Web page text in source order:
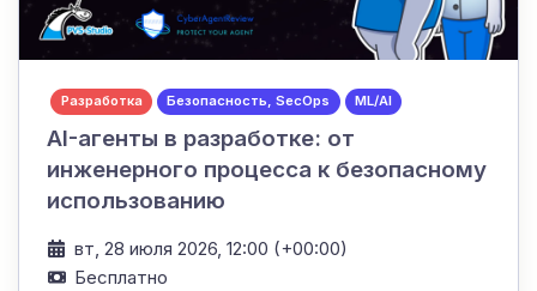
Разработка Безопасность, SecOps ML/AI
AI-агенты в разработке: от
инженерного процесса к безопасному
использованию
вт, 28 июля 2026, 12:00 (+00:00)
Бесплатно